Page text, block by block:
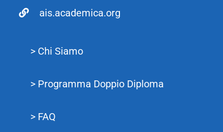
ais.academica.org
> Chi Siamo
> Programma Doppio Diploma
> FAQ